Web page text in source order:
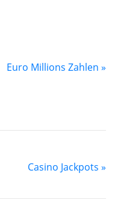
Euro Millions Zahlen »
Casino Jackpots »